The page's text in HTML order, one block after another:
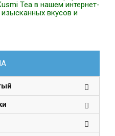
Tea в нашем интернет-
вкусов и